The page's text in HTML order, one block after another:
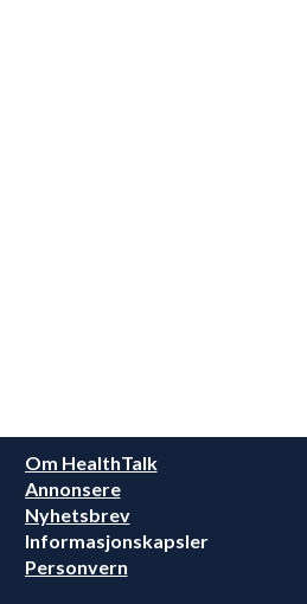
Om HealthTalk
Annonsere
Nyhetsbrev
Informasjonskapsler
Personvern